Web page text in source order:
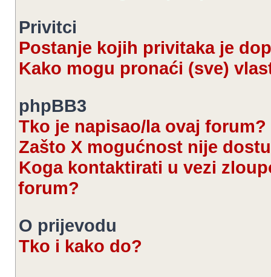
Privitci
Postanje kojih privitaka je
Kako mogu pronaći (sve)
phpBB3
Tko je napisao/la ovaj forum?
Zašto X mogućnost nije
Koga kontaktirati u vezi
forum?
O prijevodu
Tko i kako do?